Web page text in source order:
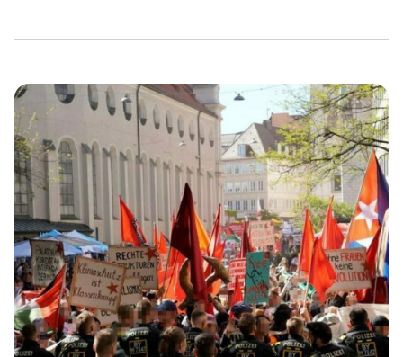
unterschiedliche Völker und Kulturen (Ethnien) möglichst
getrennt voneinander leben sollten, um ihre jeweilige
Identität zu bewahren. Ein Teilnehmer erschien mit der
Odal-Rune auf dem T-Shirt, die […]